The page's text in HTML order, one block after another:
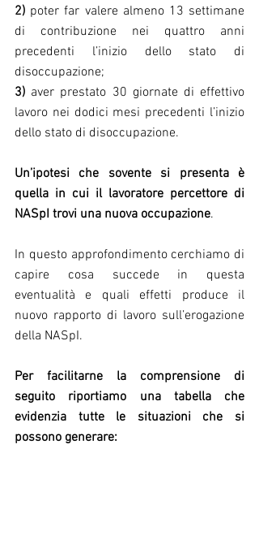
2) poter far valere almeno 13 settimane
di contribuzione nei quattro anni
precedenti l’inizio dello stato di
disoccupazione;
3) aver prestato 30 giornate di effettivo
lavoro nei dodici mesi precedenti l’inizio
dello stato di disoccupazione.
Un’ipotesi che sovente si presenta è
quella in cui il lavoratore percettore di
NASpI trovi una nuova occupazione.
In questo approfondimento cerchiamo di
capire cosa succede in questa
eventualità e quali effetti produce il
nuovo rapporto di lavoro sull’erogazione
della NASpI.
Per facilitarne la comprensione di
seguito riportiamo una tabella che
evidenzia tutte le situazioni che si
possono generare: